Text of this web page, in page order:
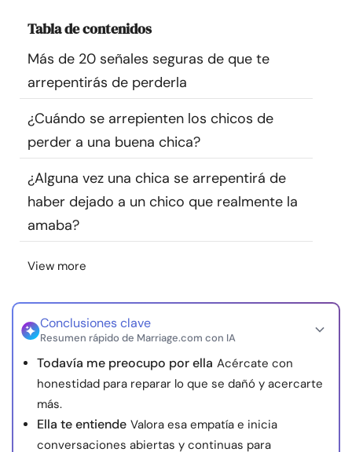
Encuentra un terapeuta
Idioma ES
Sobre nosotros Contáctanos Escríbenos
Publicidad con
nosotros
© Copyright 2026. Todos los derechos reservados.
Tabla de contenidos
Más de 20 señales seguras de que te
arrepentirás de perderla
¿Cuándo se arrepienten los chicos de
perder a una buena chica?
¿Alguna vez una chica se arrepentirá de
haber dejado a un chico que realmente la
amaba?
View more
Conclusiones clave
Resumen rápido de Marriage.com con IA
Todavía me preocupo por ella Acércate con
honestidad para reparar lo que se dañó y acercarte
más.
Ella te entiende Valora esa empatía e inicia
conversaciones abiertas y continuas para